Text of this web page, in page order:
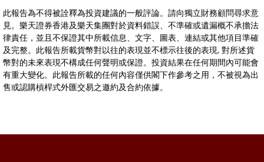
此報告為不得被詮釋為投資建議的一般評論。請向獨立財務顧問尋求意
見。樂天證券香港及樂天集團對於資料錯誤、不準確或遺漏概不承擔法
律責任，並且不保證其中所載信息、文字、圖表、連結或其他項目準確
及完整。此報告所載貨幣對以往的表現並不標示往後的表現, 對所述貨
幣對的未來表現不構成任何聲明或保證。投資結果在任何期間內可能會
有重大變化。此報告所載的任何內容僅供閣下作參考之用，不被視為出
售或認購槓桿式外匯交易之邀約及合約依據。